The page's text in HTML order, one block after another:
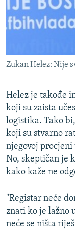
Zukan Helez: Nije
Helez je takođe
koji su zaista
logistika. Tako
koji su stvarno
njegovoj
No, skeptičan je
kako kaže ne
"Registar neće
znati ko je lažno
neće se ništa